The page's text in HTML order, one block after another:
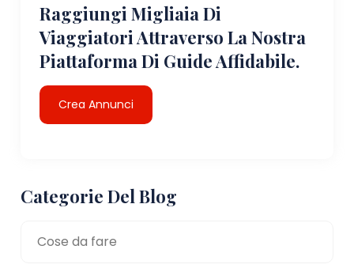
Raggiungi Migliaia Di
Viaggiatori Attraverso La Nostra
Piattaforma Di Guide Affidabile.
Crea Annunci
Categorie Del Blog
Cose da fare